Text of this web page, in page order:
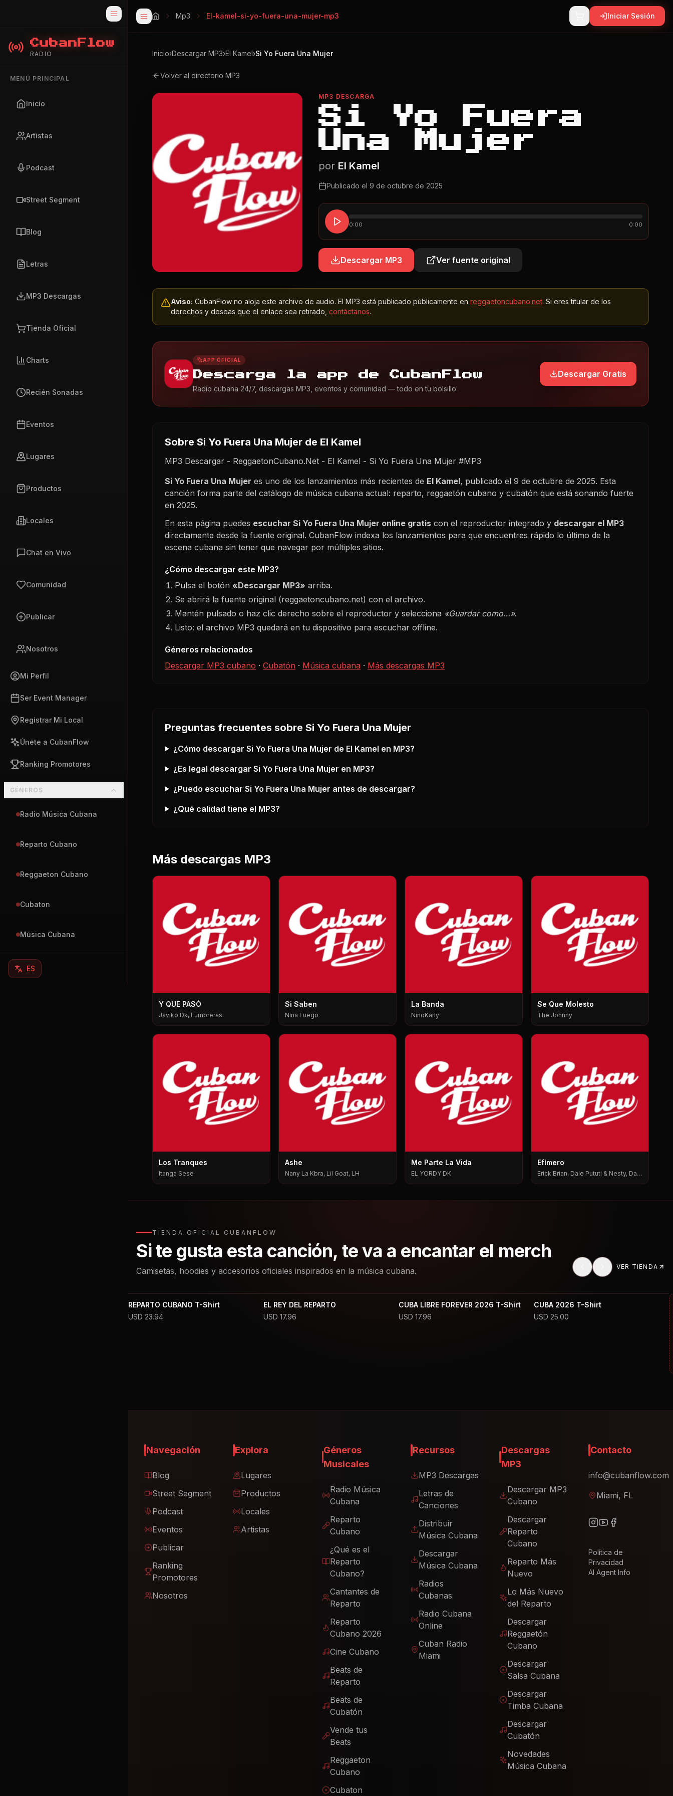
CubanFlow
RADIO
MENÚ PRINCIPAL
Inicio
Artistas
Podcast
Street Segment
Blog
Letras
MP3 Descargas
Tienda Oficial
Charts
Recién Sonadas
Eventos
Lugares
Productos
Locales
Chat en Vivo
Comunidad
Publicar
Nosotros
Mi Perfil
Ser Event Manager
Registrar Mi Local
Únete a CubanFlow
Ranking Promotores
GÉNEROS
Radio Música Cubana
Reparto Cubano
Reggaeton Cubano
Cubaton
Música Cubana
ES
Mp3 El-kamel-si-yo-fuera-una-mujer-mp3 Iniciar Sesión
Inicio›Descargar MP3›El Kamel›Si Yo Fuera Una Mujer
Volver al directorio MP3
MP3 DESCARGA
Si Yo Fuera
Una Mujer
por El Kamel
Publicado el 9 de octubre de 2025
0:00 0:00
Descargar MP3 Ver fuente original
Aviso: CubanFlow no aloja este archivo de audio. El MP3 está publicado públicamente en reggaetoncubano.net. Si eres titular de los
derechos y deseas que el enlace sea retirado, contáctanos.
APP OFICIAL
Descarga la app de CubanFlow
Radio cubana 24/7, descargas MP3, eventos y comunidad — todo en tu bolsillo.
Descargar Gratis
Sobre Si Yo Fuera Una Mujer de El Kamel
MP3 Descargar - ReggaetonCubano.Net - El Kamel - Si Yo Fuera Una Mujer #MP3
Si Yo Fuera Una Mujer es uno de los lanzamientos más recientes de El Kamel, publicado el 9 de octubre de 2025. Esta
canción forma parte del catálogo de música cubana actual: reparto, reggaetón cubano y cubatón que está sonando fuerte
en 2025.
En esta página puedes escuchar Si Yo Fuera Una Mujer online gratis con el reproductor integrado y descargar el MP3
directamente desde la fuente original. CubanFlow indexa los lanzamientos para que encuentres rápido lo último de la
escena cubana sin tener que navegar por múltiples sitios.
¿Cómo descargar este MP3?
Pulsa el botón «Descargar MP3» arriba.
Se abrirá la fuente original (reggaetoncubano.net) con el archivo.
Mantén pulsado o haz clic derecho sobre el reproductor y selecciona «Guardar como…».
Listo: el archivo MP3 quedará en tu dispositivo para escuchar offline.
Géneros relacionados
Descargar MP3 cubano · Cubatón · Música cubana · Más descargas MP3
Preguntas frecuentes sobre Si Yo Fuera Una Mujer
¿Cómo descargar Si Yo Fuera Una Mujer de El Kamel en MP3?
¿Es legal descargar Si Yo Fuera Una Mujer en MP3?
¿Puedo escuchar Si Yo Fuera Una Mujer antes de descargar?
¿Qué calidad tiene el MP3?
Más descargas MP3
Y QUE PASÓ
Javiko Dk, Lumbreras
Si Saben
Nina Fuego
La Banda
NinoKarly
Se Que Molesto
The Johnny
Los Tranques
Itanga Sese
Ashe
Nany La Kbra, Lil Goat, LH
Me Parte La Vida
EL YORDY DK
Efímero
Erick Brian, Dale Pututi & Nesty, Dale
TIENDA OFICIAL CUBANFLOW
Si te gusta esta canción, te va a encantar el merch
Camisetas, hoodies y accesorios oficiales inspirados en la música cubana. VER TIENDA
REPARTO CUBANO T-Shirt
USD 23.94
EL REY DEL REPARTO
USD 17.96
CUBA LIBRE FOREVER 2026 T-Shirt
USD 17.96
CUBA 2026 T-Shirt
USD 25.00
Navegación
Blog
Street Segment
Podcast
Eventos
Publicar
Ranking
Promotores
Nosotros
Explora
Lugares
Productos
Locales
Artistas
Géneros
Musicales
Radio Música
Cubana
Reparto
Cubano
¿Qué es el
Reparto
Cubano?
Cantantes de
Reparto
Reparto
Cubano 2026
Cine Cubano
Beats de
Reparto
Beats de
Cubatón
Vende tus
Beats
Reggaeton
Cubano
Cubaton
Recursos
MP3 Descargas
Letras de
Canciones
Distribuir
Música Cubana
Descargar
Música Cubana
Radios
Cubanas
Radio Cubana
Online
Cuban Radio
Miami
Descargas
MP3
Descargar MP3
Cubano
Descargar
Reparto
Cubano
Reparto Más
Nuevo
Lo Más Nuevo
del Reparto
Descargar
Reggaetón
Cubano
Descargar
Salsa Cubana
Descargar
Timba Cubana
Descargar
Cubatón
Novedades
Música Cubana
Contacto
info@cubanflow.com
Miami, FL
Política de
Privacidad
AI Agent Info